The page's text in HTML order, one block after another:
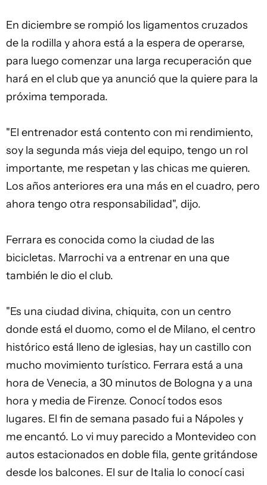
En diciembre se rompió los ligamentos cruzados
de la rodilla y ahora está a la espera de operarse,
para luego comenzar una larga recuperación que
hará en el club que ya anunció que la quiere para la
próxima temporada.
"El entrenador está contento con mi rendimiento,
soy la segunda más vieja del equipo, tengo un rol
importante, me respetan y las chicas me quieren.
Los años anteriores era una más en el cuadro, pero
ahora tengo otra responsabilidad", dijo.
Ferrara es conocida como la ciudad de las
bicicletas. Marrochi va a entrenar en una que
también le dio el club.
"Es una ciudad divina, chiquita, con un centro
donde está el duomo, como el de Milano, el centro
histórico está lleno de iglesias, hay un castillo con
mucho movimiento turístico. Ferrara está a una
hora de Venecia, a 30 minutos de Bologna y a una
hora y media de Firenze. Conocí todos esos
lugares. El fin de semana pasado fui a Nápoles y
me encantó. Lo vi muy parecido a Montevideo con
autos estacionados en doble fila, gente gritándose
desde los balcones. El sur de Italia lo conocí casi